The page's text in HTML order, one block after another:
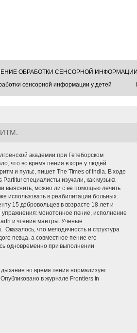
ОБРАБОТКИ СЕНСОРНОЙ
сенсорной информации у детей
академии при Гетеборском
что во время пения в хоре у людей
и пульс, пишет The Times of India. В ходе
специалисты изучали, как музыка
выяснить, можно ли с ее помощью лечить
использовать в реабилитации больных.
15 добровольцев в возрасте 18 лет и
монотонное пение, исполнение
и чтение мантры. Ученые
Оказалось, что мелодичность и структура
певца, а совместное пение его
одновременно при выполнении
во время пения нормализует
Опубликовано в журнале Frontiers in